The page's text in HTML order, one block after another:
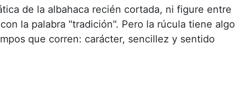
de la albahaca recién cortada, ni figure entre
la palabra "tradición". Pero la rúcula tiene algo
que corren: carácter, sencillez y sentido